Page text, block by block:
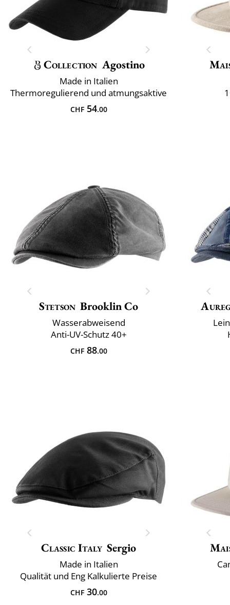
Collection Agostino
Made in Italien
Thermoregulierend und atmungsaktive
CHF54.00
Stetson Brooklin Co
Wasserabweisend
Anti-UV-Schutz 40+
CHF88.00
Classic Italy Sergio
Made in Italien
Qualität und Eng Kalkulierte Preise
CHF30.00